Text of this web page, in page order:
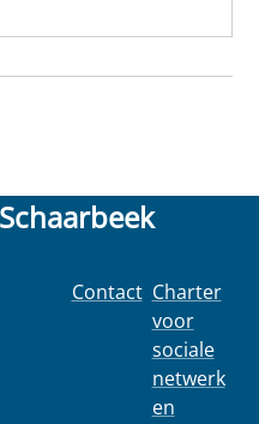
Contact Charter
voor
sociale
netwerk
en